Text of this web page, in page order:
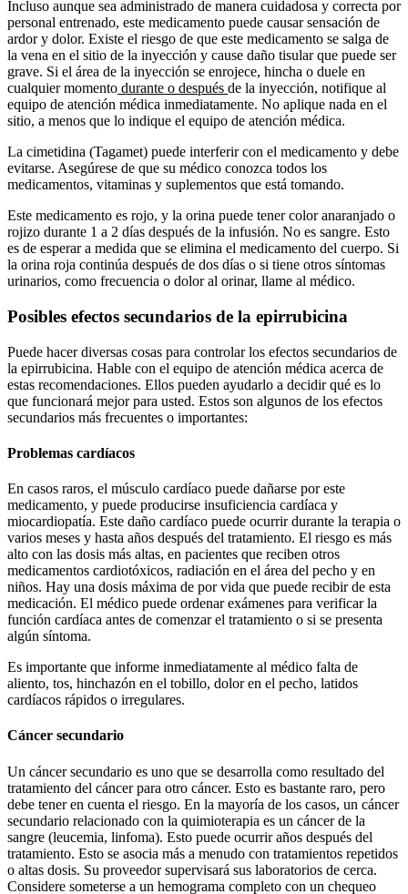
Incluso aunque sea administrado de manera cuidadosa y correcta por
personal entrenado, este medicamento puede causar sensación de
ardor y dolor. Existe el riesgo de que este medicamento se salga de
la vena en el sitio de la inyección y cause daño tisular que puede ser
grave. Si el área de la inyección se enrojece, hincha o duele en
cualquier momento durante o después de la inyección, notifique al
equipo de atención médica inmediatamente. No aplique nada en el
sitio, a menos que lo indique el equipo de atención médica.
La cimetidina (Tagamet) puede interferir con el medicamento y debe
evitarse. Asegúrese de que su médico conozca todos los
medicamentos, vitaminas y suplementos que está tomando.
Este medicamento es rojo, y la orina puede tener color anaranjado o
rojizo durante 1 a 2 días después de la infusión. No es sangre. Esto
es de esperar a medida que se elimina el medicamento del cuerpo. Si
la orina roja continúa después de dos días o si tiene otros síntomas
urinarios, como frecuencia o dolor al orinar, llame al médico.
Posibles efectos secundarios de la epirrubicina
Puede hacer diversas cosas para controlar los efectos secundarios de
la epirrubicina. Hable con el equipo de atención médica acerca de
estas recomendaciones. Ellos pueden ayudarlo a decidir qué es lo
que funcionará mejor para usted. Estos son algunos de los efectos
secundarios más frecuentes o importantes:
Problemas cardíacos
En casos raros, el músculo cardíaco puede dañarse por este
medicamento, y puede producirse insuficiencia cardíaca y
miocardiopatía. Este daño cardíaco puede ocurrir durante la terapia o
varios meses y hasta años después del tratamiento. El riesgo es más
alto con las dosis más altas, en pacientes que reciben otros
medicamentos cardiotóxicos, radiación en el área del pecho y en
niños. Hay una dosis máxima de por vida que puede recibir de esta
medicación. El médico puede ordenar exámenes para verificar la
función cardíaca antes de comenzar el tratamiento o si se presenta
algún síntoma.
Es importante que informe inmediatamente al médico falta de
aliento, tos, hinchazón en el tobillo, dolor en el pecho, latidos
cardíacos rápidos o irregulares.
Cáncer secundario
Un cáncer secundario es uno que se desarrolla como resultado del
tratamiento del cáncer para otro cáncer. Esto es bastante raro, pero
debe tener en cuenta el riesgo. En la mayoría de los casos, un cáncer
secundario relacionado con la quimioterapia es un cáncer de la
sangre (leucemia, linfoma). Esto puede ocurrir años después del
tratamiento. Esto se asocia más a menudo con tratamientos repetidos
o altas dosis. Su proveedor supervisará sus laboratorios de cerca.
Considere someterse a un hemograma completo con un chequeo